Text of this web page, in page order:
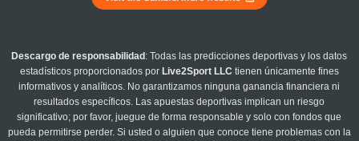
Descargo de responsabilidad : Todas las predicciones deportivas y los datos
estadísticos proporcionados por Live2Sport LLC tienen únicamente fines
informativos y analíticos. No garantizamos ninguna ganancia financiera ni
resultados específicos. Las apuestas deportivas implican un riesgo
significativo; por favor, juegue de forma responsable y solo con fondos que
pueda permitirse perder. Si usted o alguien que conoce tiene problemas con la